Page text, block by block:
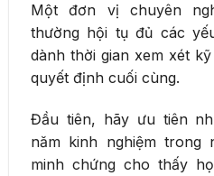
Một đơn vị chuyên
thường hội tụ đủ các
dành thời gian xem xét
quyết định cuối cùng.
Đầu tiên, hãy ưu tiên
năm kinh nghiệm trong
minh chứng cho thấy